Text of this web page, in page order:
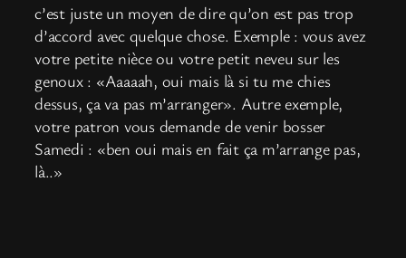
c’est juste un moyen de dire qu’on est pas trop
d’accord avec quelque chose. Exemple : vous avez
votre petite nièce ou votre petit neveu sur les
genoux : «Aaaaah, oui mais là si tu me chies
dessus, ça va pas m’arranger». Autre exemple,
votre patron vous demande de venir bosser
Samedi : «ben oui mais en fait ça m’arrange pas,
là..»